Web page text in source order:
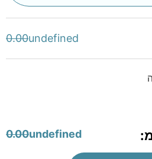
0.00undefined
0.00undefined